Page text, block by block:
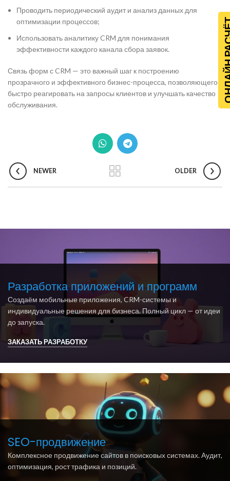
Проводить периодический аудит и анализ данных для
оптимизации процессов;
Использовать аналитику CRM для понимания
эффективности каждого канала сбора заявок.
Связь форм с CRM — это важный шаг к построению
прозрачного и эффективного бизнес-процесса, позволяющего
быстро реагировать на запросы клиентов и улучшать качество
обслуживания.
NEWER OLDER
Разработка приложений и программ
Создаём мобильные приложения, CRM-системы и
индивидуальные решения для бизнеса. Полный цикл — от идеи
до запуска.
ЗАКАЗАТЬ РАЗРАБОТКУ
SEO-продвижение
Комплексное продвижение сайтов в поисковых системах. Аудит,
оптимизация, рост трафика и позиций.